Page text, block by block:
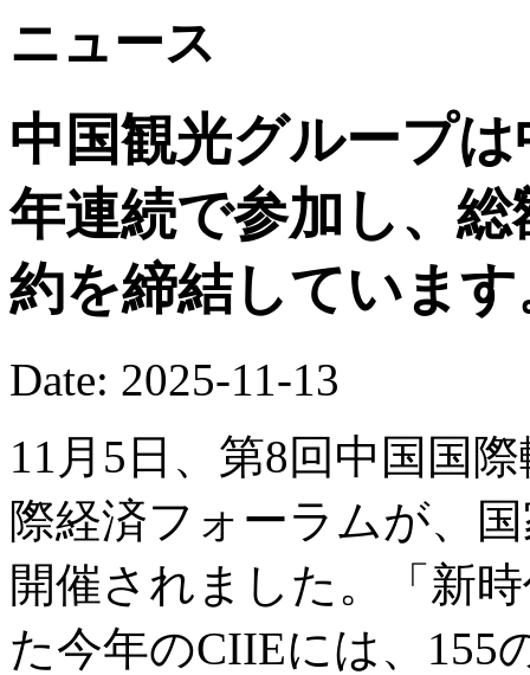
ニュース
中国観光グループ
年連続で参加し、
約を締結しています
Date: 2025-11-13
11月5日、第8回中国国
際経済フォーラムが、
開催されました。「新
た今年のCIIEには、155